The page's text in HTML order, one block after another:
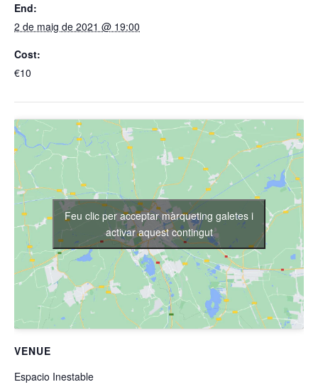
End:
2 de maig de 2021 @ 19:00
Cost:
€10
VENUE
Espacio Inestable
Feu clic per acceptar màrqueting galetes i
activar aquest contingut